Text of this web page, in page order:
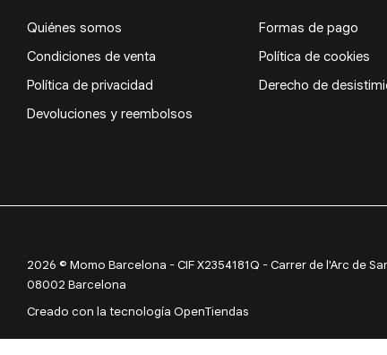
Quiénes somos
Formas de pago
Condiciones de venta
Política de cookies
Política de privacidad
Derecho de
Devoluciones y reembolsos
2026 © Momo Barcelona - CIF X2354181Q - Carrer de l'Arc de
08002 Barcelona
Creado con la tecnología OpenTiendas